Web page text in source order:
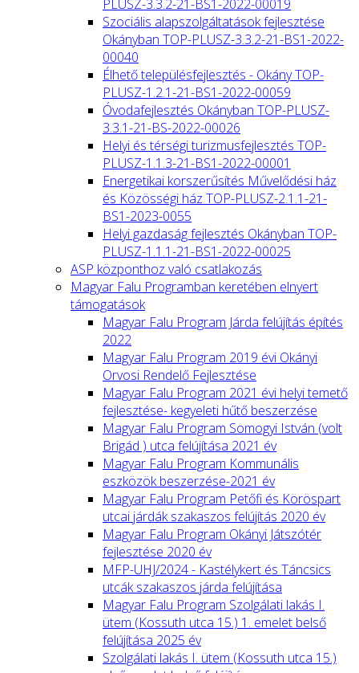
PLUSZ-3.3.2-21-BS1-2022-00019
Szociális alapszolgáltatások fejlesztése
Okányban TOP-PLUSZ-3.3.2-21-BS1-2022-
00040
Élhető településfejlesztés - Okány TOP-
PLUSZ-1.2.1-21-BS1-2022-00059
Óvodafejlesztés Okányban TOP-PLUSZ-
3.3.1-21-BS-2022-00026
Helyi és térségi turizmusfejlesztés TOP-
PLUSZ-1.1.3-21-BS1-2022-00001
Energetikai korszerűsítés Művelődési ház
és Közösségi ház TOP-PLUSZ-2.1.1-21-
BS1-2023-0055
Helyi gazdaság fejlesztés Okányban TOP-
PLUSZ-1.1.1-21-BS1-2022-00025
ASP központhoz való csatlakozás
Magyar Falu Programban keretében elnyert
támogatások
Magyar Falu Program Járda felújítás építés
2022
Magyar Falu Program 2019 évi Okányi
Orvosi Rendelő Fejlesztése
Magyar Falu Program 2021 évi helyi temető
fejlesztése- kegyeleti hűtő beszerzése
Magyar Falu Program Somogyi István (volt
Brigád ) utca felújítása 2021 év
Magyar Falu Program Kommunális
eszközök beszerzése-2021 év
Magyar Falu Program Petőfi és Köröspart
utcai járdák szakaszos felújítás 2020 év
Magyar Falu Program Okányi Játszótér
fejlesztése 2020 év
MFP-UHJ/2024 - Kastélykert és Táncsics
utcák szakaszos járda felújítása
Magyar Falu Program Szolgálati lakás I.
ütem (Kossuth utca 15.) 1. emelet belső
felújítása 2025 év
Szolgálati lakás I. ütem (Kossuth utca 15.)